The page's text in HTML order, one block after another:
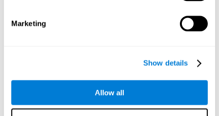
Marketing
Show details
Allow all
évoquent un "mental embrouillé", comme s'ils pensaient